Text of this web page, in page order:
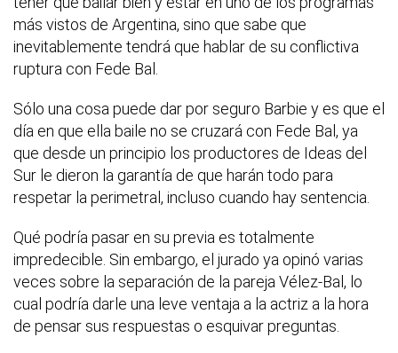
más vistos de Argentina, sino que sabe que
inevitablemente tendrá que hablar de su conflictiva
ruptura con Fede Bal.
Sólo una cosa puede dar por seguro Barbie y es que el
día en que ella baile no se cruzará con Fede Bal, ya
que desde un principio los productores de Ideas del
Sur le dieron la garantía de que harán todo para
respetar la perimetral, incluso cuando hay sentencia.
Qué podría pasar en su previa es totalmente
impredecible. Sin embargo, el jurado ya opinó varias
veces sobre la separación de la pareja Vélez-Bal, lo
cual podría darle una leve ventaja a la actriz a la hora
de pensar sus respuestas o esquivar preguntas.